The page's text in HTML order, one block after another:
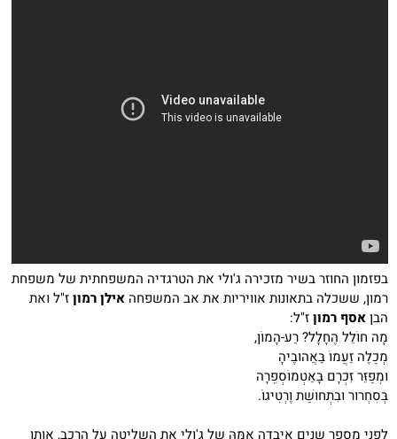
בפזמון החוזר בשיר מזכירה ג'ולי את הטרגדיה המשפחתית של משפחת
רמון, ששכלה בתאונות אוויריות את אב המשפחה אילן רמוןז"ל ואת
הבןאסף רמוןז"ל:
מָה חוֹלֵל הֶחָלָל? רַע-הָמוֹן,
מְכַלֶּה זַעֲמוֹ בַּאֲהוּבֶיהָ
וּמְפַזֵּר זִכְרָם בָּאַטְמוֹסְפֵרָה
בְּסִחְרוּר וּבִתְחוּשַׁת וֶרְטִיגוֹ.
לפני מספר שנים איבדה אִמָּהּ של ג'ולי את השליטה על הרכב, אותו